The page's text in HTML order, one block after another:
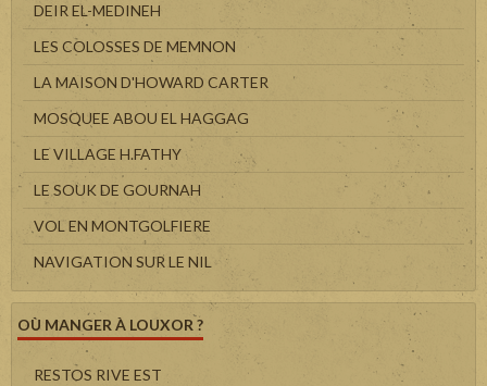
DEIR EL-MEDINEH
LES COLOSSES DE MEMNON
LA MAISON D'HOWARD CARTER
MOSQUEE ABOU EL HAGGAG
LE VILLAGE H.FATHY
LE SOUK DE GOURNAH
VOL EN MONTGOLFIERE
NAVIGATION SUR LE NIL
OÙ MANGER À LOUXOR ?
RESTOS RIVE EST